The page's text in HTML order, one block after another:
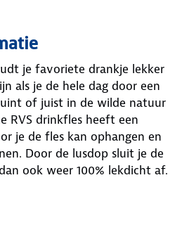
je favoriete drankje lekker
als je de hele dag door een
of juist in de wilde natuur
RVS drinkfles heeft een
je de fles kan ophangen en
Door de lusdop sluit je de
ook weer 100% lekdicht af.
tevens bescherming tegen